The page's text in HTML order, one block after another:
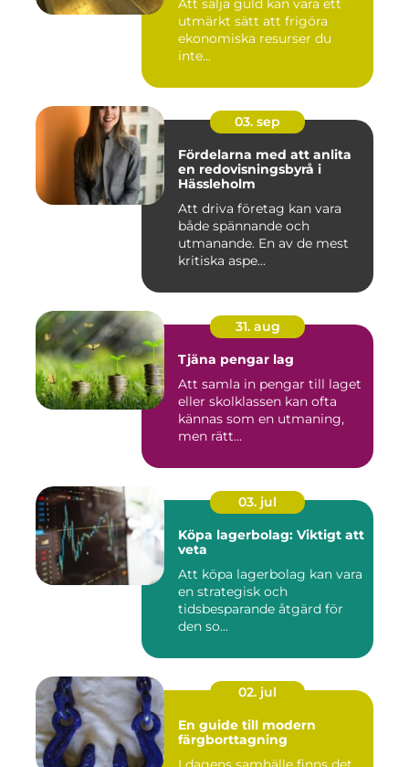
Att sälja guld kan vara ett
utmärkt sätt att frigöra
ekonomiska resurser du
inte...
03. sep
Fördelarna med att anlita
en redovisningsbyrå i
Hässleholm
Att driva företag kan vara
både spännande och
utmanande. En av de mest
kritiska aspe...
31. aug
Tjäna pengar lag
Att samla in pengar till laget
eller skolklassen kan ofta
kännas som en utmaning,
men rätt...
03. jul
Köpa lagerbolag: Viktigt att
veta
Att köpa lagerbolag kan vara
en strategisk och
tidsbesparande åtgärd för
den so...
02. jul
En guide till modern
färgborttagning